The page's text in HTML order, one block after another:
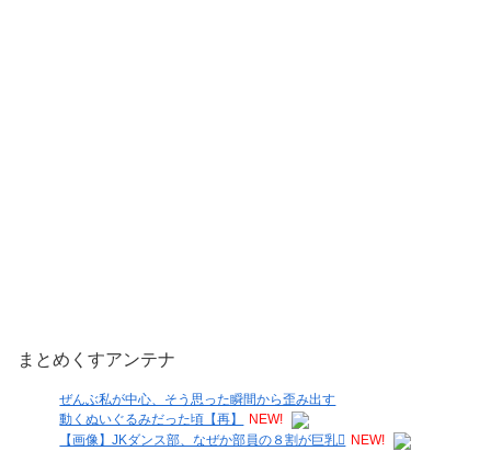
まとめくすアンテナ
ぜんぶ私が中心、そう思った瞬間から歪み出す
動くぬいぐるみだった頃【再】
NEW!
【画像】JKダンス部、なぜか部員の８割が巨乳🫪 NEW!